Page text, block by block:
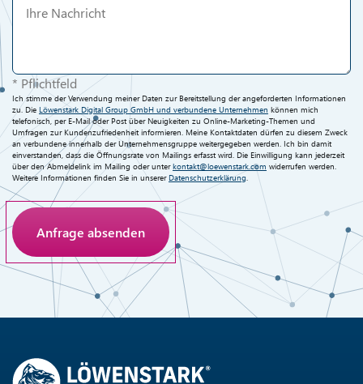
* Pflichtfeld
Ich stimme der Verwendung meiner Daten zur Bereitstellung der angeforderten Informationen
zu. Die Löwenstark Digital Group GmbH und verbundene Unternehmen können mich
telefonisch, per E-Mail oder Post über Neuigkeiten zu Online-Marketing-Themen und
Umfragen zur Kundenzufriedenheit informieren. Meine Kontaktdaten dürfen zu diesem Zweck
an verbundene innerhalb der Unternehmensgruppe weitergegeben werden. Ich bin damit
einverstanden, dass die Öffnungsrate von Mailings erfasst wird. Die Einwilligung kann jederzeit
über den Abmeldelink im Mailing oder unterkontakt@loewenstark.com widerrufen werden.
Weitere Informationen finden Sie in unserer Datenschutzerklärung
Anti-Roboter-Verifizierung
Hier klicken